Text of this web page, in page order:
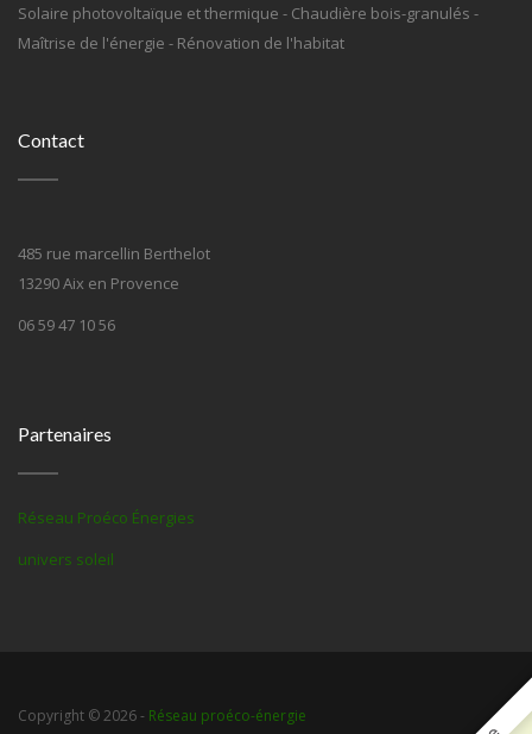
Solaire photovoltaïque et thermique - Chaudière bois-granulés -
Maîtrise de l'énergie - Rénovation de l'habitat
Contact
485 rue marcellin Berthelot
13290 Aix en Provence
06 59 47 10 56
Partenaires
Réseau Proéco Énergies
univers soleil
Copyright © 2026 - Réseau proéco-énergie